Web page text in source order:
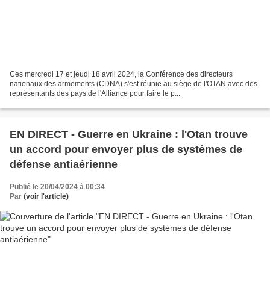
Ces mercredi 17 et jeudi 18 avril 2024, la Conférence des directeurs
nationaux des armements (CDNA) s'est réunie au siège de l'OTAN avec des
représentants des pays de l'Alliance pour faire le p...
EN DIRECT - Guerre en Ukraine : l'Otan trouve
un accord pour envoyer plus de systèmes de
défense antiaérienne
Publié le 20/04/2024 à 00:34
Par (voir l'article)